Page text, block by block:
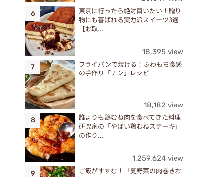
東京に行ったら絶対買いたい！贈り
物にも喜ばれる実力派スイーツ3選
【お取...
18,395 view
フライパンで焼ける！ふわもち食感
の手作り「ナン」レシピ
18,182 view
誰よりも鶏むね肉を食べてきた料理
研究家の「やばい鶏むねステーキ」
の作り...
1,259,624 view
ご飯がすすむ！「夏野菜の肉巻きお